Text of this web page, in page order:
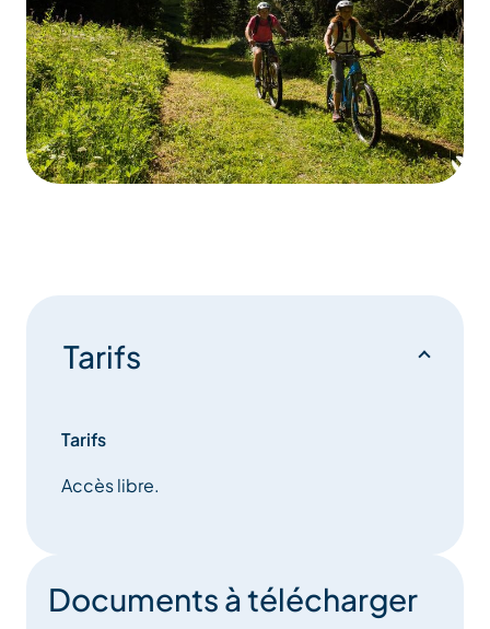
Tarifs
Tarifs
Accès libre.
Documents à télécharger